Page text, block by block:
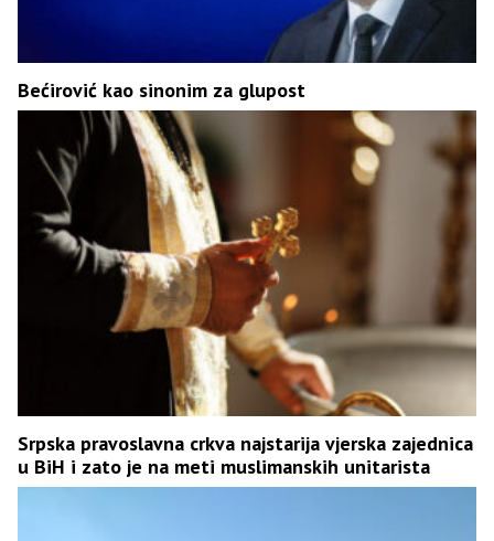
Bećirović kao sinonim za glupost
Srpska pravoslavna crkva najstarija vjerska zajednica
u BiH i zato je na meti muslimanskih unitarista